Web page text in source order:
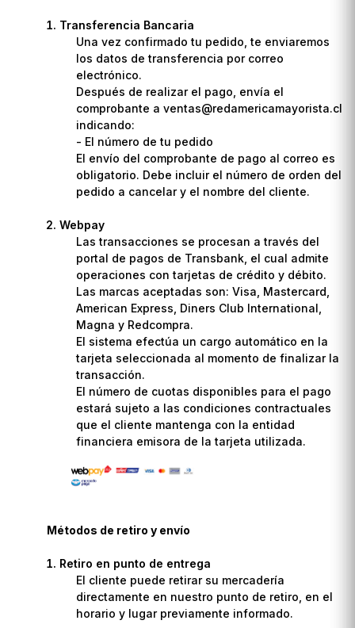
Transferencia Bancaria
Una vez confirmado tu pedido, te enviaremos
los datos de transferencia por correo
electrónico.
Después de realizar el pago, envía el
comprobante a ventas@redamericamayorista.cl
indicando:
- El número de tu pedido
El envío del comprobante de pago al correo es
obligatorio. Debe incluir el número de orden del
pedido a cancelar y el nombre del cliente.
Webpay
Las transacciones se procesan a través del
portal de pagos de Transbank, el cual admite
operaciones con tarjetas de crédito y débito.
Las marcas aceptadas son: Visa, Mastercard,
American Express, Diners Club International,
Magna y Redcompra.
El sistema efectúa un cargo automático en la
tarjeta seleccionada al momento de finalizar la
transacción.
El número de cuotas disponibles para el pago
estará sujeto a las condiciones contractuales
que el cliente mantenga con la entidad
financiera emisora de la tarjeta utilizada.
Métodos de retiro y envío
Retiro en punto de entrega
El cliente puede retirar su mercadería
directamente en nuestro punto de retiro, en el
horario y lugar previamente informado.